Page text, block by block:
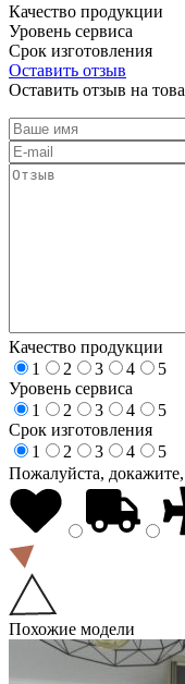
Качество продукции
Уровень сервиса
Срок изготовления
Оставить отзыв
Оставить отзыв на
Качество продукции
1
2 3 4
5
Уровень сервиса
1
2 3 4
5
Срок изготовления
1
2 3 4
5
Пожалуйста,
Похожие модели